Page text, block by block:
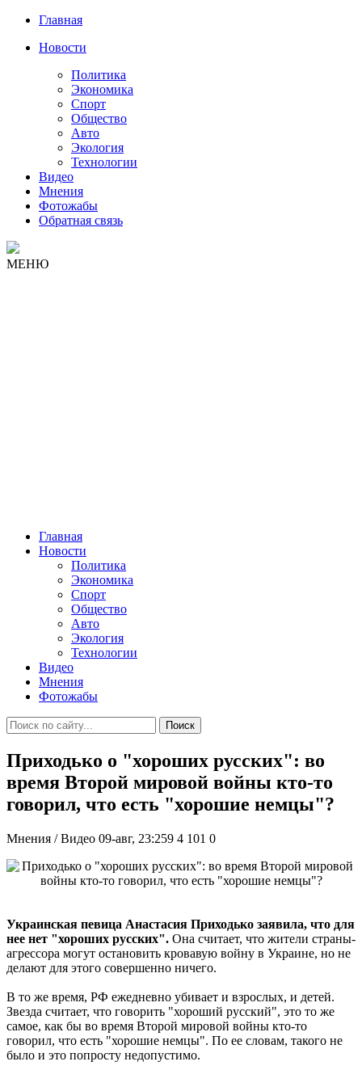
Главная
Новости
Политика
Экономика
Спорт
Общество
Авто
Экология
Технологии
Видео
Мнения
Фотожабы
Обратная связь
МЕНЮ
Главная
Новости
Политика
Экономика
Спорт
Общество
Авто
Экология
Технологии
Видео
Мнения
Фотожабы
Поиск
Приходько о "хороших русских": во
время Второй мировой войны кто-то
говорил, что есть "хорошие немцы"?
Мнения / Видео 09-авг, 23:259 4 101 0
Украинская певица Анастасия Приходько заявила, что для
нее нет "хороших русских". Она считает, что жители страны-
агрессора могут остановить кровавую войну в Украине, но не
делают для этого совершенно ничего.
В то же время, РФ ежедневно убивает и взрослых, и детей.
Звезда считает, что говорить "хороший русский", это то же
самое, как бы во время Второй мировой войны кто-то
говорил, что есть "хорошие немцы". По ее словам, такого не
было и это попросту недопустимо.